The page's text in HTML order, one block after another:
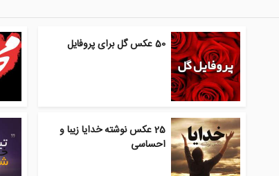
50 عکس گل برای پروفایل
25 عکس نوشته خدایا زیبا و
احساسی